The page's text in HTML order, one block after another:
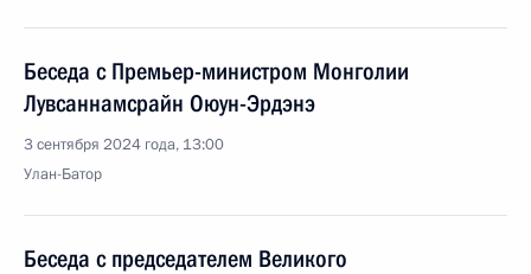
Беседа с Премьер-министром Монголии
Лувсаннамсрайн Оюун-Эрдэнэ
3 сентября 2024 года, 13:00
Улан-Батор
Беседа с председателем Великого